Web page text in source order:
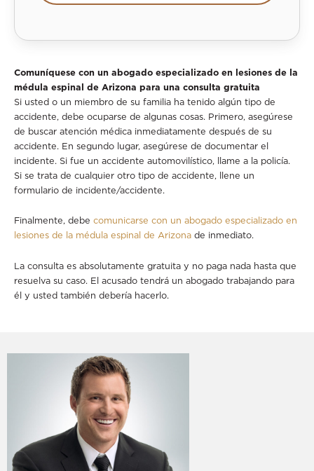
Comuníquese con un abogado especializado en lesiones de la
médula espinal de Arizona para una consulta gratuita
Si usted o un miembro de su familia ha tenido algún tipo de
accidente, debe ocuparse de algunas cosas. Primero, asegúrese
de buscar atención médica inmediatamente después de su
accidente. En segundo lugar, asegúrese de documentar el
incidente. Si fue un accidente automovilístico, llame a la policía.
Si se trata de cualquier otro tipo de accidente, llene un
formulario de incidente/accidente.
Finalmente, debe comunicarse con un abogado especializado en
lesiones de la médula espinal de Arizona de inmediato.
La consulta es absolutamente gratuita y no paga nada hasta que
resuelva su caso. El acusado tendrá un abogado trabajando para
él y usted también debería hacerlo.